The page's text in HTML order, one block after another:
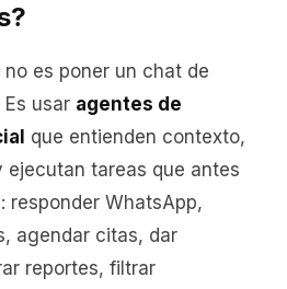
es poner un chat de
usar agentes de
que entienden contexto,
ejecutan tareas que antes
responder WhatsApp,
agendar citas, dar
reportes, filtrar